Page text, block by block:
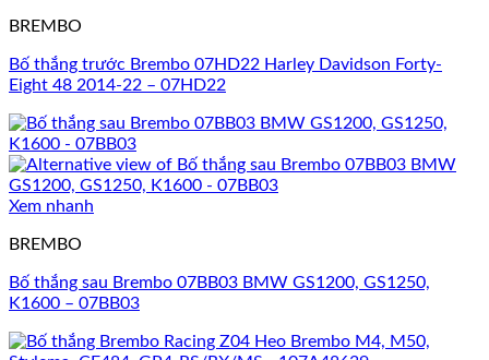
BREMBO
Bố thắng trước Brembo 07HD22 Harley Davidson Forty-
Eight 48 2014-22 – 07HD22
Xem nhanh
BREMBO
Bố thắng sau Brembo 07BB03 BMW GS1200, GS1250,
K1600 – 07BB03